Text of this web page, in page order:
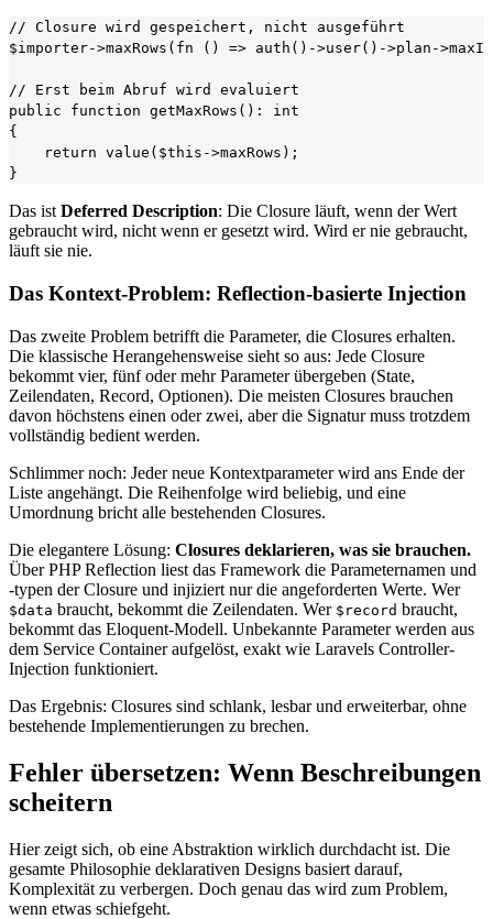
// Closure wird gespeichert, nicht ausgeführt
$importer->maxRows(fn () => auth()->user()->plan-
// Erst beim Abruf wird evaluiert
public function getMaxRows(): int
{
    return value($this->maxRows);
Das ist Deferred Description: Die Closure läuft, wenn der Wert
gebraucht wird, nicht wenn er gesetzt wird. Wird er nie gebraucht,
läuft sie nie.
Das Kontext-Problem: Reflection-basierte Injection
Das zweite Problem betrifft die Parameter, die Closures erhalten.
Die klassische Herangehensweise sieht so aus: Jede Closure
bekommt vier, fünf oder mehr Parameter übergeben (State,
Zeilendaten, Record, Optionen). Die meisten Closures brauchen
davon höchstens einen oder zwei, aber die Signatur muss trotzdem
vollständig bedient werden.
Schlimmer noch: Jeder neue Kontextparameter wird ans Ende der
Liste angehängt. Die Reihenfolge wird beliebig, und eine
Umordnung bricht alle bestehenden Closures.
Die elegantere Lösung: Closures deklarieren, was sie brauchen.
Über PHP Reflection liest das Framework die Parameternamen und
-typen der Closure und injiziert nur die angeforderten Werte. Wer
$data braucht, bekommt die Zeilendaten. Wer $record braucht,
bekommt das Eloquent-Modell. Unbekannte Parameter werden aus
dem Service Container aufgelöst, exakt wie Laravels Controller-
Injection funktioniert.
Das Ergebnis: Closures sind schlank, lesbar und erweiterbar, ohne
bestehende Implementierungen zu brechen.
Fehler übersetzen: Wenn Beschreibungen
scheitern
Hier zeigt sich, ob eine Abstraktion wirklich durchdacht ist. Die
gesamte Philosophie deklarativen Designs basiert darauf,
Komplexität zu verbergen. Doch genau das wird zum Problem,
wenn etwas schiefgeht.